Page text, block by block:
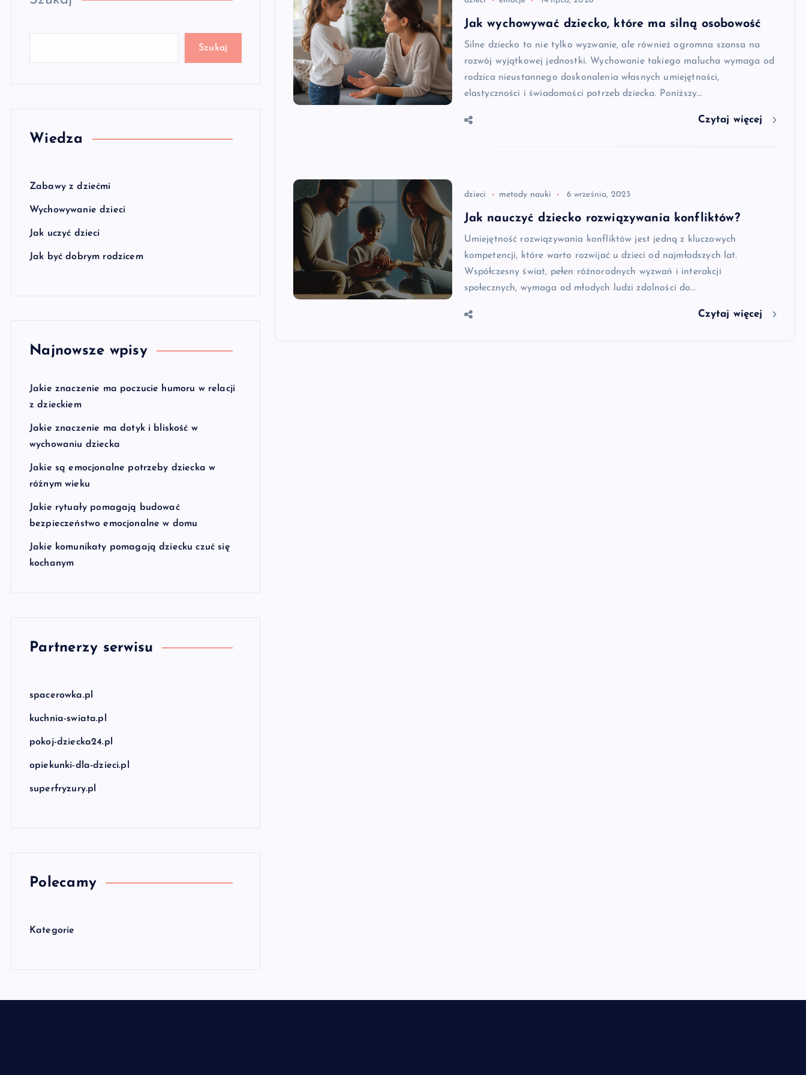
Szukaj
Wiedza
Zabawy z dziećmi
Wychowywanie dzieci
Jak uczyć dzieci
Jak być dobrym rodzicem
Najnowsze wpisy
Jakie znaczenie ma poczucie humoru w relacji
z dzieckiem
Jakie znaczenie ma dotyk i bliskość w
wychowaniu dziecka
Jakie są emocjonalne potrzeby dziecka w
różnym wieku
Jakie rytuały pomagają budować
bezpieczeństwo emocjonalne w domu
Jakie komunikaty pomagają dziecku czuć się
kochanym
Partnerzy serwisu
spacerowka.pl
kuchnia-swiata.pl
pokoj-dziecka24.pl
opiekunki-dla-dzieci.pl
superfryzury.pl
Polecamy
Kategorie
Jak wychowywać dziecko, które ma silną osobowość
Silne dziecko to nie tylko wyzwanie, ale również ogromna szansa na
rozwój wyjątkowej jednostki. Wychowanie takiego malucha wymaga od
rodzica nieustannego doskonalenia własnych umiejętności,
elastyczności i świadomości potrzeb dziecka. Poniższy…
Czytaj więcej
dzieci metody nauki 6 września, 2023
Jak nauczyć dziecko rozwiązywania konfliktów?
Umiejętność rozwiązywania konfliktów jest jedną z kluczowych
kompetencji, które warto rozwijać u dzieci od najmłodszych lat.
Współczesny świat, pełen różnorodnych wyzwań i interakcji
społecznych, wymaga od młodych ludzi zdolności do…
Czytaj więcej